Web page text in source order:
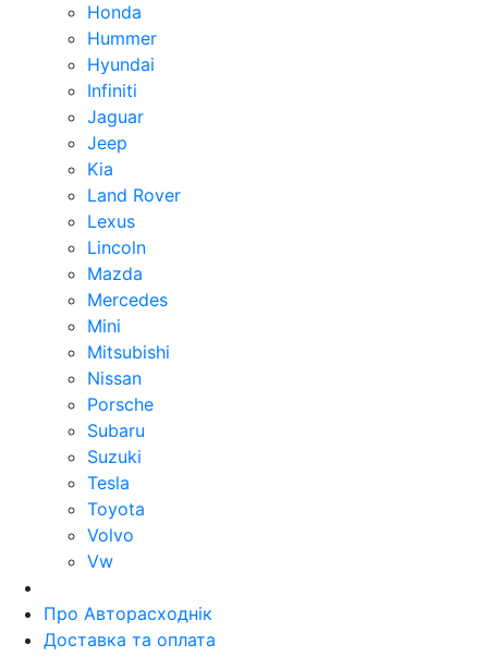
Honda
Hummer
Hyundai
Infiniti
Jaguar
Jeep
Kia
Land Rover
Lexus
Lincoln
Mazda
Mercedes
Mini
Mitsubishi
Nissan
Porsche
Subaru
Suzuki
Tesla
Toyota
Volvo
Vw
Про Авторасходнік
Доставка та оплата